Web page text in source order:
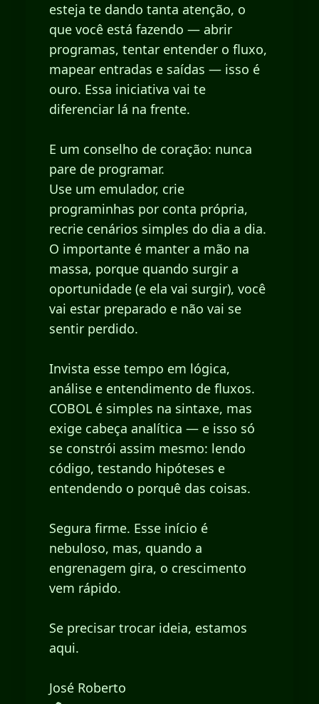
esteja te dando tanta atenção, o
que você está fazendo — abrir
programas, tentar entender o fluxo,
mapear entradas e saídas — isso é
ouro. Essa iniciativa vai te
diferenciar lá na frente.
E um conselho de coração: nunca
pare de programar.
Use um emulador, crie
programinhas por conta própria,
recrie cenários simples do dia a dia.
O importante é manter a mão na
massa, porque quando surgir a
oportunidade (e ela vai surgir), você
vai estar preparado e não vai se
sentir perdido.
Invista esse tempo em lógica,
análise e entendimento de fluxos.
COBOL é simples na sintaxe, mas
exige cabeça analítica — e isso só
se constrói assim mesmo: lendo
código, testando hipóteses e
entendendo o porquê das coisas.
Segura firme. Esse início é
nebuloso, mas, quando a
engrenagem gira, o crescimento
vem rápido.
Se precisar trocar ideia, estamos
aqui.
José Roberto